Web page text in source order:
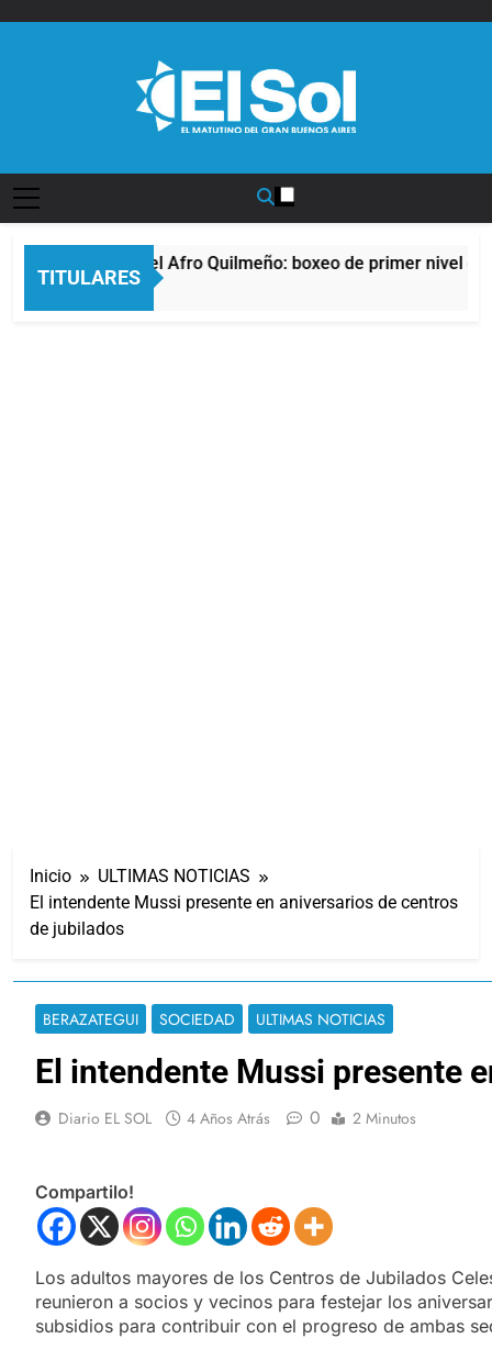
TITULARES
La noche del Afro Quilmeño: boxeo de primer nivel en la
12 Horas Atrás
Inicio
ULTIMAS NOTICIAS
El intendente Mussi presente en aniversarios de centros
de jubilados
BERAZATEGUI SOCIEDAD ULTIMAS NOTICIAS
El intendente Mussi presente
Diario EL SOL 4 Años Atrás 0 2 Minutos
Compartilo!
Los adultos mayores de los Centros de Jubilados
reunieron a socios y vecinos para festejar los
subsidios para contribuir con el progreso de ambas